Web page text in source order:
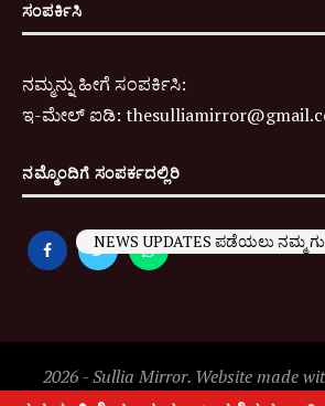
ಸಂಪರ್ಕಿಸಿ
ನಮ್ಮನ್ನು ಹೀಗೆ ಸಂಪರ್ಕಿಸಿ:
ಇ-ಮೇಲ್ ಐಡಿ:
ನಮ್ಮೊಂದಿಗೆ ಸಂಪರ್ಕದಲ್ಲಿರಿ
2026 - Sullia Mirror. Website made
People .
NEWS UPDATES ಪಡೆಯಲು ನಮ್ಮ